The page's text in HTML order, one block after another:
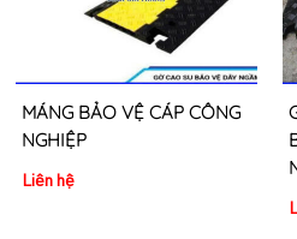
MÁNG BẢO VỆ CÁP CÔNG
NGHIỆP
Liên hệ